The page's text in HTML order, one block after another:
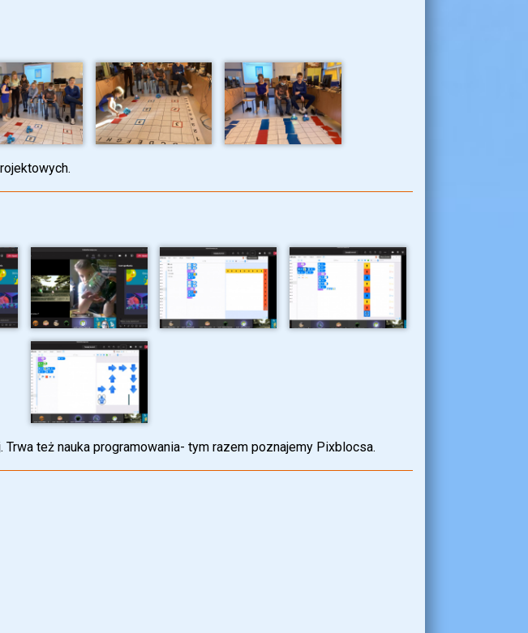
Trwa też nauka programowania- tym razem poznajemy Pixblocsa.